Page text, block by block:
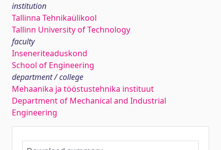
institution
Tallinna Tehnikaülikool
Tallinn University of Technology
faculty
Inseneriteaduskond
School of Engineering
department / college
Mehaanika ja tööstustehnika instituut
Department of Mechanical and Industrial
Engineering